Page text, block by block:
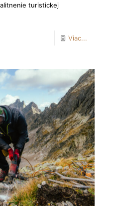
turistickej
Viac...